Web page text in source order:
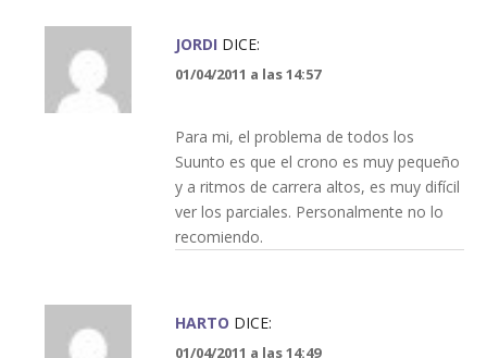
JORDI DICE:
01/04/2011 a las 14:57
Para mi, el problema de todos los
Suunto es que el crono es muy pequeño
y a ritmos de carrera altos, es muy difícil
ver los parciales. Personalmente no lo
recomiendo.
HARTO DICE:
01/04/2011 a las 14:49